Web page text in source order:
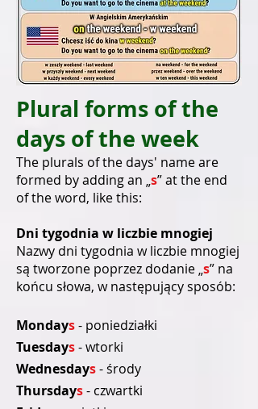
Plural forms of the
days of the week
The plurals of the days' name are
formed by adding an „s” at the end
of the word, like this:
Dni tygodnia w liczbie mnogiej
Nazwy dni tygodnia w liczbie mnogiej
są tworzone poprzez dodanie „s” na
końcu słowa, w następujący sposób:
Mondays- poniedziałki
Tuesdays- wtorki
Wednesdays- środy
Thursdays- czwartki